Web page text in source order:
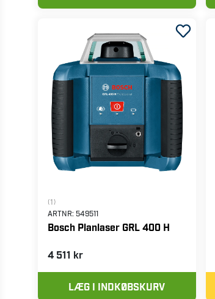
(1)
ARTNR: 549511
Bosch Planlaser GRL 400 H
4 511 kr
LÆG I INDKØBSKURV